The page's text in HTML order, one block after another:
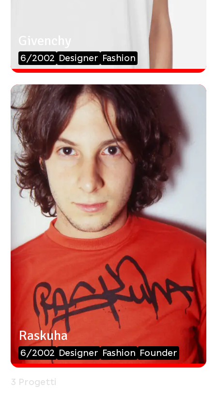
Givenchy
6/2002 Designer Fashion
Raskuha
6/2002 Designer Fashion Founder
3 Progetti